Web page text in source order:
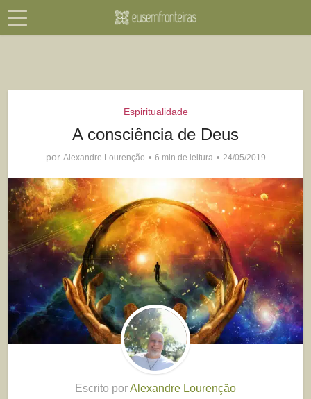
Espiritualidade
A consciência de Deus
por Alexandre Lourenção 6 min de leitura 24/05/2019
Escrito porAlexandre Lourenção